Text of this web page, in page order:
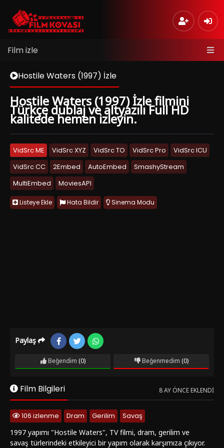
Film izle
Hostile Waters (1997) İzle
Hostile Waters (1997) İzle filmini
Türkçe dublaj ve altyazılı Full HD
kalitede hemen izleyin.
VidSrc ME VidSrc XYZ VidSrc TO VidSrc Pro
VidSrc ICU
VidSrc CC
2Embed AutoEmbed
SmashyStream
MultiEmbed
MoviesAPI
Listeye Ekle Hata Bildir Sinema Modu
Paylaş
Beğendim (0) Beğenmedim (0)
Film Bilgileri 8 AY ÖNCE EKLENDI
106 izlenme Dram Gerilim
Savaş
1997 yapımı "Hostile Waters", TV filmi, dram, gerilim ve
savaş türlerindeki etkileyici bir yapım olarak karşımıza çıkıyor.